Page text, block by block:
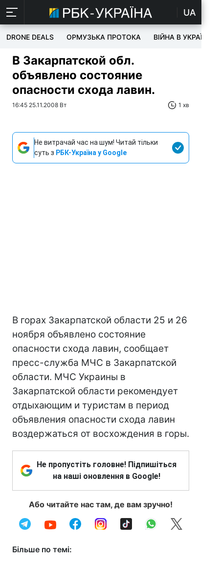
UA
DRONE DEALS ОРМУЗЬКА ПРОТОКА ВІЙНА В УКРАЇНІ
В Закарпатской обл.
объявлено состояние
опасности схода лавин.
16:45 25.11.2008 Вт 1 хв
Не витрачай час на шум! Читай тільки
суть з РБК-Україна у Google
В горах Закарпатской области 25 и 26
ноября объявлено состояние
опасности схода лавин, сообщает
пресс-служба МЧС в Закарпатской
области. МЧС Украины в
Закарпатской области рекомендует
отдыхающим и туристам в период
объявления опасности схода лавин
воздержаться от восхождения в горы.
Не пропустіть головне! Підпишіться
на наші оновлення в Google!
Або читайте нас там, де вам зручно!
Більше по темі: